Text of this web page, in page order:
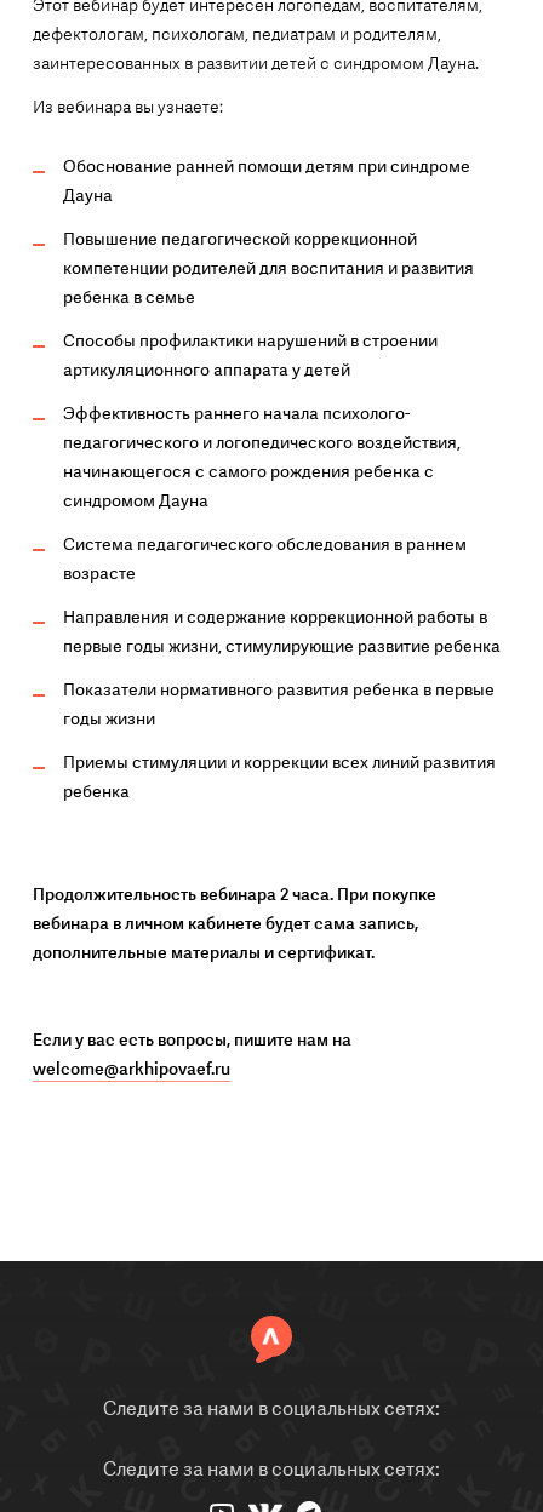
Этот вебинар будет интересен логопедам, воспитателям,
дефектологам, психологам, педиатрам и родителям,
заинтересованных в развитии детей с синдромом Дауна.
Из вебинара вы узнаете:
Обоснование ранней помощи детям при синдроме
Дауна
Повышение педагогической коррекционной
компетенции родителей для воспитания и развития
ребенка в семье
Способы профилактики нарушений в строении
артикуляционного аппарата у детей
Эффективность раннего начала психолого-
педагогического и логопедического воздействия,
начинающегося с самого рождения ребенка с
синдромом Дауна
Система педагогического обследования в раннем
возрасте
Направления и содержание коррекционной работы в
первые годы жизни, стимулирующие развитие ребенка
Показатели нормативного развития ребенка в первые
годы жизни
Приемы стимуляции и коррекции всех линий развития
ребенка
Продолжительность вебинара 2 часа. При покупке
вебинара в личном кабинете будет сама запись,
дополнительные материалы и сертификат.
Если у вас есть вопросы, пишите нам на
welcome@arkhipovaef.ru
Следите за нами в социальных сетях:
Следите за нами в социальных сетях: